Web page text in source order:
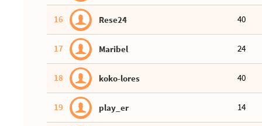
16 Rese24 40
17 Maribel 24
18 koko-lores 40
19 play_er 14